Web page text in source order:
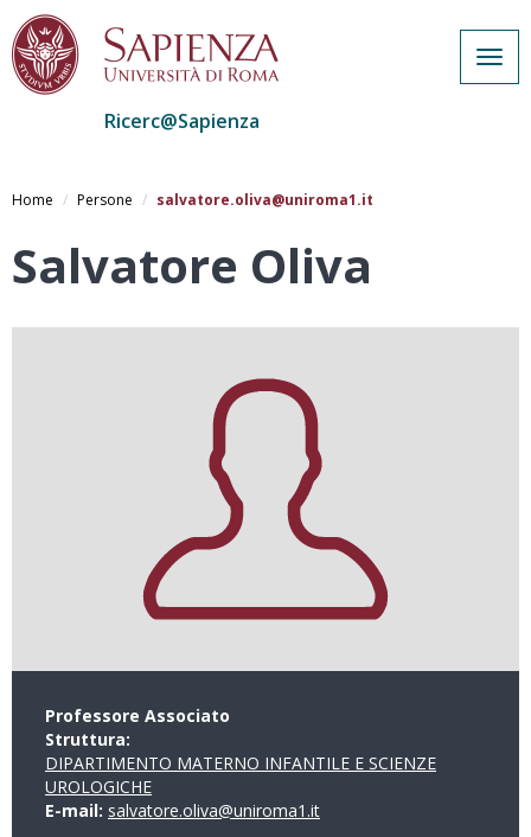
al
principale
Ricerc@Sapienza
Home Persone salvatore.oliva@uniroma1.it
Salvatore Oliva
Professore Associato
Struttura:
DIPARTIMENTO MATERNO INFANTILE E SCIENZE
UROLOGICHE
E-mail: salvatore.oliva@uniroma1.it